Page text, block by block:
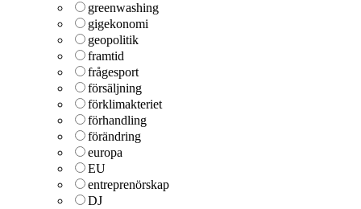
greenwashing
gigekonomi
geopolitik
framtid
frågesport
försäljning
förklimakteriet
förhandling
förändring
europa
EU
entreprenörskap
DJ